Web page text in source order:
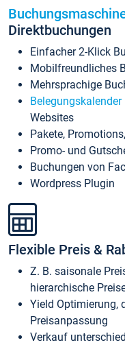
Direktbuchungen
Einfacher 2-Klick
Mobilfreundliches
Mehrsprachige
Belegungskalender
Websites
Pakete,
Promo- und
Buchungen von
Wordpress Plugin
Flexible Preis &
Z. B. saisonale
hierarchische
Yield Optimierung,
Preisanpassung
Verkauf